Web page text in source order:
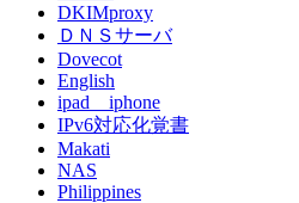
DKIMproxy
ＤＮＳサーバ
Dovecot
English
ipad iphone
IPv6対応化覚書
Makati
NAS
Philippines